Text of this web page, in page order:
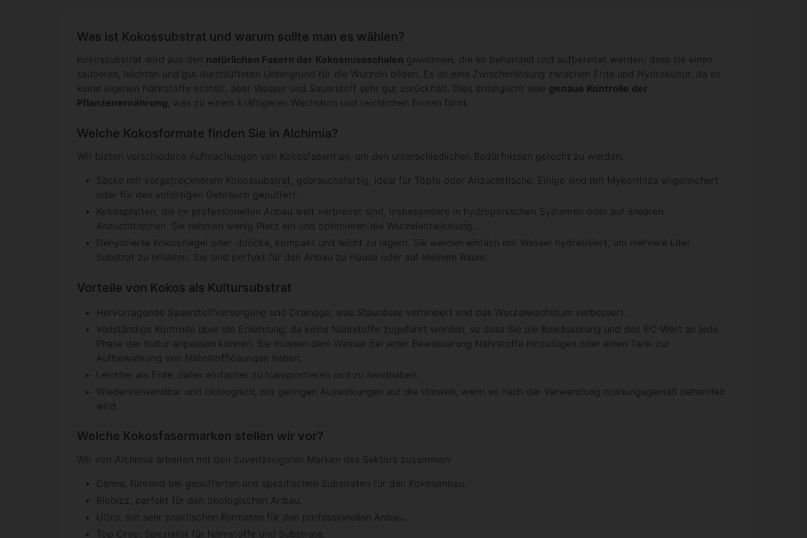
Was ist Kokossubstrat und warum sollte man es wählen?
Kokossubstrat wird aus den natürlichen Fasern der Kokosnussschalen gewonnen, die so behandelt und aufbereitet werden, dass sie einen
sauberen, leichten und gut durchlüfteten Untergrund für die Wurzeln bilden. Es ist eine Zwischenlösung zwischen Erde und Hydrokultur, da es
keine eigenen Nährstoffe enthält, aber Wasser und Sauerstoff sehr gut zurückhält. Dies ermöglicht eine genaue Kontrolle der
Pflanzenernährung , was zu einem kräftigeren Wachstum und reichlichen Ernten führt.
Welche Kokosformate finden Sie in Alchimia?
Wir bieten verschiedene Aufmachungen von Kokosfasern an, um den unterschiedlichen Bedürfnissen gerecht zu werden:
Säcke mit vorgetrocknetem Kokossubstrat, gebrauchsfertig, ideal für Töpfe oder Anzuchttische. Einige sind mit Mykorrhiza angereichert
oder für den sofortigen Gebrauch gepuffert.
Kokosplatten, die im professionellen Anbau weit verbreitet sind, insbesondere in hydroponischen Systemen oder auf linearen
Anzuchttischen. Sie nehmen wenig Platz ein und optimieren die Wurzelentwicklung.
Dehydrierte Kokosziegel oder -blöcke, kompakt und leicht zu lagern. Sie werden einfach mit Wasser hydratisiert, um mehrere Liter
Substrat zu erhalten. Sie sind perfekt für den Anbau zu Hause oder auf kleinem Raum.
Vorteile von Kokos als Kultursubstrat
Hervorragende Sauerstoffversorgung und Drainage, was Staunässe verhindert und das Wurzelwachstum verbessert.
Vollständige Kontrolle über die Ernährung, da keine Nährstoffe zugeführt werden, so dass Sie die Bewässerung und den EC-Wert an jede
Phase der Kultur anpassen können. Sie müssen dem Wasser bei jeder Bewässerung Nährstoffe hinzufügen oder einen Tank zur
Aufbewahrung von Nährstofflösungen haben.
Leichter als Erde, daher einfacher zu transportieren und zu handhaben.
Wiederverwendbar und ökologisch, mit geringen Auswirkungen auf die Umwelt, wenn es nach der Verwendung ordnungsgemäß behandelt
wird.
Welche Kokosfasermarken stellen wir vor?
Wir von Alchimia arbeiten mit den zuverlässigsten Marken des Sektors zusammen:
Canna, führend bei gepufferten und spezifischen Substraten für den Kokosanbau.
Biobizz, perfekt für den ökologischen Anbau.
UGro, mit sehr praktischen Formaten für den professionellen Anbau.
Top Crop, Spezialist für Nährstoffe und Substrate.